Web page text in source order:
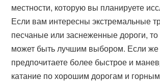
местности, которую вы планируете
Если вам интересны экстремальные
песчаные или заснеженные дороги,
может быть лучшим выбором. Если
предпочитаете более быстрое и
катание по хорошим дорогам и